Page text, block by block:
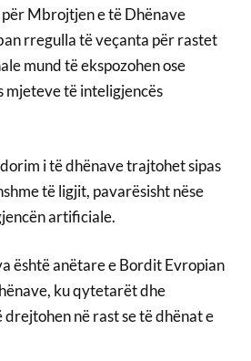
për Mbrojtjen e të Dhënave
rregulla të veçanta për rastet
mund të ekspozohen ose
mjeteve të inteligjencës
i të dhënave trajtohet sipas
të ligjit, pavarësisht nëse
artificiale.
është anëtare e Bordit Evropian
ku qytetarët dhe
në rast se të dhënat e